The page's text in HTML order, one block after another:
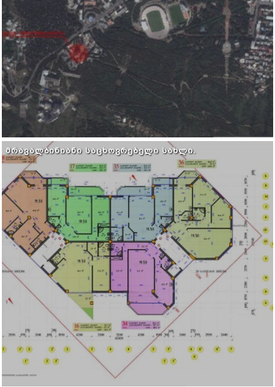
ᲛᲠᲐᲕᲐᲚᲑᲘᲜᲘᲐᲜᲘ ᲡᲐᲪᲮᲝᲕᲠᲔᲑᲔᲚᲘ ᲡᲐᲮᲚᲘ.